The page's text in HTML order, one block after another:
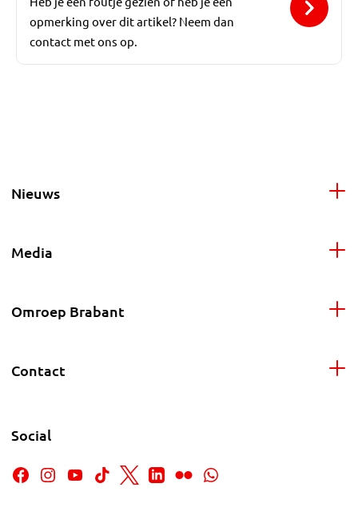
opmerking over dit artikel? Neem dan
contact met ons op.
Nieuws
Media
Omroep Brabant
Contact
Social